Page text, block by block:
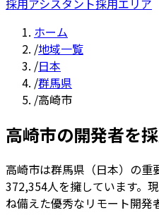
採用アシスタント採用エリア
ホーム
/地域一覧
/日本
/群馬県
/高崎市
高崎市の開発者を
高崎市は群馬県（日本）の重
372,354人を擁しています。
ね備えた優秀なリモート開